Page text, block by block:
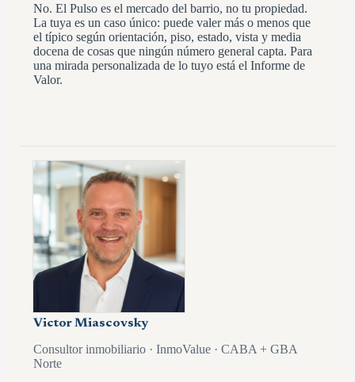
No. El Pulso es el mercado del barrio, no tu propiedad.
La tuya es un caso único: puede valer más o menos que
el típico según orientación, piso, estado, vista y media
docena de cosas que ningún número general capta. Para
una mirada personalizada de lo tuyo está el Informe de
Valor.
Victor Miascovsky
Consultor inmobiliario · InmoValue · CABA + GBA
Norte